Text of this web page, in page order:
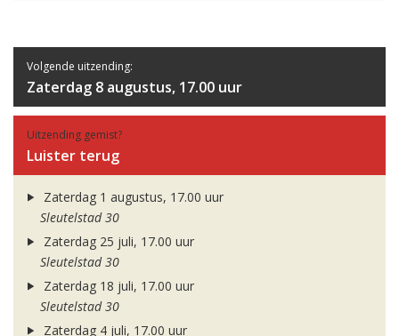
Volgende uitzending:
Zaterdag 8 augustus, 17.00 uur
Uitzending gemist?
Luister terug
Zaterdag 1 augustus, 17.00 uur
Sleutelstad 30
Zaterdag 25 juli, 17.00 uur
Sleutelstad 30
Zaterdag 18 juli, 17.00 uur
Sleutelstad 30
Zaterdag 4 juli, 17.00 uur